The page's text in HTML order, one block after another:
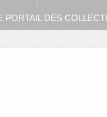
PORTAIL DES